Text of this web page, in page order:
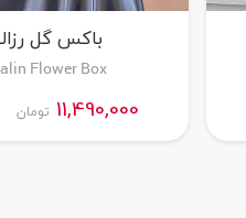
باکس گل
Flower Box
11,490,000 تومان